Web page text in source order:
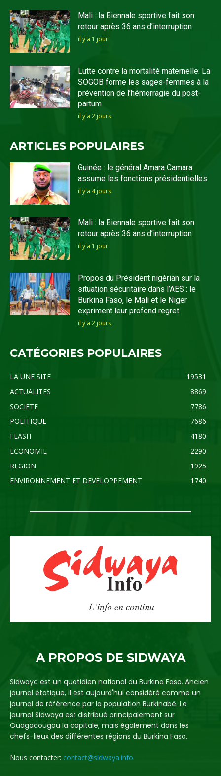
Mali : la Biennale sportive fait son
retour après 36 ans d’interruption
il y'a 1 jour
Lutte contre la mortalité maternelle: La
SOGOB forme les sages-femmes à la
prévention de l’hémorragie du post-
partum
il y'a 2 jours
ARTICLES POPULAIRES
Guinée : le général Amara Camara
assume les fonctions présidentielles
il y'a 4 jours
Mali : la Biennale sportive fait son
retour après 36 ans d’interruption
il y'a 1 jour
Propos du Président nigérian sur la
situation sécuritaire dans l’AES : le
Burkina Faso, le Mali et le Niger
expriment leur profond regret
il y'a 2 jours
CATÉGORIES POPULAIRES
LA UNE SITE
19531
ACTUALITES
8869
SOCIETE
7786
POLITIQUE
7686
FLASH
4180
ECONOMIE
2290
REGION
1925
ENVIRONNEMENT ET DEVELOPPEMENT
1740
A PROPOS DE SIDWAYA
Sidwaya est un quotidien national du Burkina Faso. Ancien
journal étatique, il est aujourd'hui considéré comme un
journal de référence par la population Burkinabè. Le
journal Sidwaya est distribué principalement sur
Ouagadougou la capitale, mais également dans les
chefs-lieux des différentes régions du Burkina Faso.
Nous contacter: contact@sidwaya.info